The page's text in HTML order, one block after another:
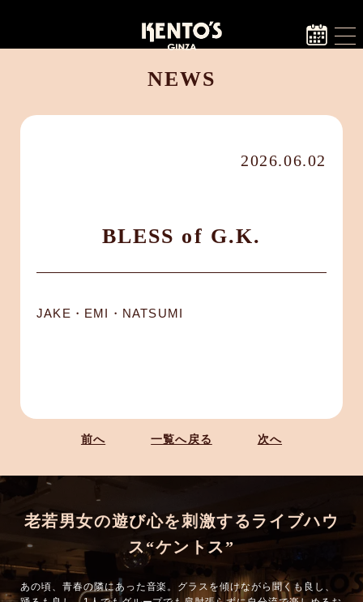
NEWS
2026.06.02
BLESS of G.K.
JAKE・EMI・NATSUMI
前へ 一覧へ戻る 次へ
老若男女の遊び心を刺激するライブハウ
ス“ケントス”
あの頃、青春の隣にあった音楽。グラスを傾けながら聞くも良し、